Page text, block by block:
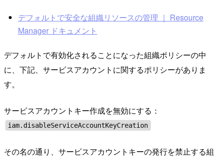
デフォルトで安全な組織リソースの管理 ｜ Resource
Manager ドキュメント
デフォルトで有効化されることになった組織ポリシーの中
に、下記、サービスアカウントに関するポリシーがありま
す。
サービスアカウントキー作成を無効にする：
iam.disableServiceAccountKeyCreation
その名の通り、サービスアカウントキーの発行を禁止する組